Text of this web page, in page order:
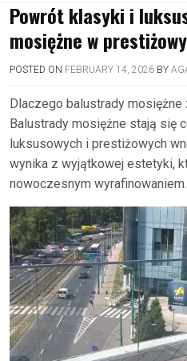
Powrót klasyki i
mosiężne w
POSTED ON FEBRUARY 14, 2026 BY
Dlaczego balustrady mosiężne
Balustrady mosiężne stają się
luksusowych i prestiżowych
wynika z wyjątkowej estetyki,
nowoczesnym